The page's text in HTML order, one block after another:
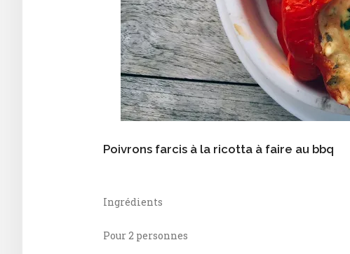
Poivrons farcis à la ricotta à faire au bbq
Ingrédients
Pour 2 personnes